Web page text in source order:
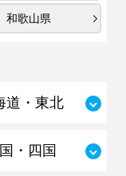
和歌山県
道・東北
・四国